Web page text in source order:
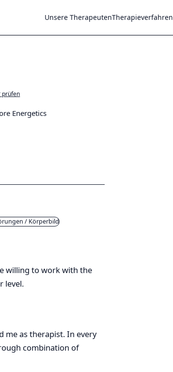
Unsere TherapeutenTherapieverfahren
prüfen
Energetics
/ Körperbild
willing to work with the
level.
me as therapist. In every
combination of